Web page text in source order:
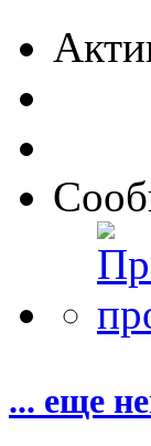
... еще